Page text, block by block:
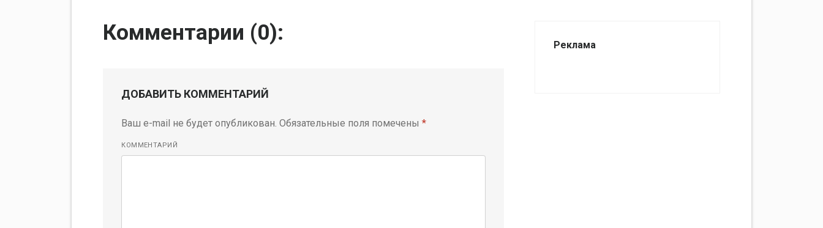
Комментарии (0):
ДОБАВИТЬ КОММЕНТАРИЙ
Ваш e-mail не будет опубликован. Обязательные поля помечены*
КОММЕНТАРИЙ
Реклама